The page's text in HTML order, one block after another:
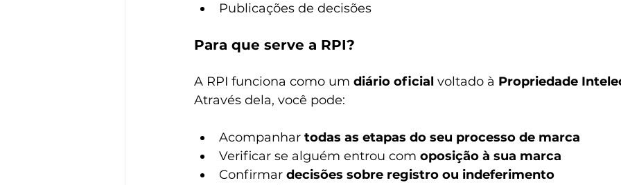
Publicações de decisões
Para que serve a RPI?
A RPI funciona como um diário oficial voltado à Propriedade
Através dela, você pode:
Acompanhar todas as etapas do seu processo de marca
Verificar se alguém entrou com oposição à sua marca
Confirmar decisões sobre registro ou indeferimento